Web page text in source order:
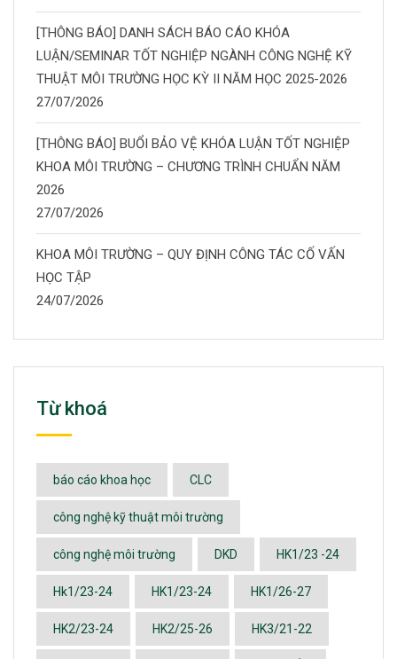
[THÔNG BÁO] DANH SÁCH BÁO CÁO KHÓA
LUẬN/SEMINAR TỐT NGHIỆP NGÀNH CÔNG NGHỆ KỸ
THUẬT MÔI TRƯỜNG HỌC KỲ II NĂM HỌC 2025-2026
27/07/2026
[THÔNG BÁO] BUỔI BẢO VỆ KHÓA LUẬN TỐT NGHIỆP
KHOA MÔI TRƯỜNG – CHƯƠNG TRÌNH CHUẨN NĂM
2026
27/07/2026
KHOA MÔI TRƯỜNG – QUY ĐỊNH CÔNG TÁC CỐ VẤN
HỌC TẬP
24/07/2026
Từ khoá
báo cáo khoa học CLC
công nghệ kỹ thuật môi trường
công nghệ môi trường DKD HK1/23 -24
Hk1/23-24 HK1/23-24 HK1/26-27
HK2/23-24 HK2/25-26 HK3/21-22